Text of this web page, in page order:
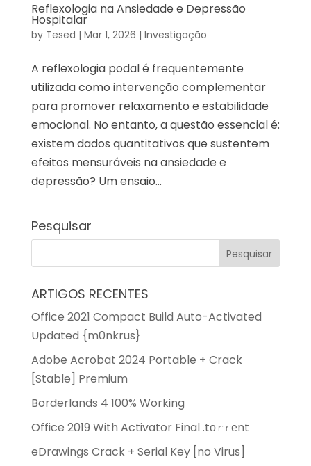
Reflexologia na Ansiedade e Depressão
Hospitalar
by Tesed | Mar 1, 2026 | Investigação
A reflexologia podal é frequentemente
utilizada como intervenção complementar
para promover relaxamento e estabilidade
emocional. No entanto, a questão essencial é:
existem dados quantitativos que sustentem
efeitos mensuráveis na ansiedade e
depressão? Um ensaio...
Pesquisar
ARTIGOS RECENTES
Office 2021 Compact Build Auto-Activated
Updated {m0nkrus}
Adobe Acrobat 2024 Portable + Crack
[Stable] Premium
Borderlands 4 100% Working
Office 2019 With Activator Final .tо𝚛𝚛еnt
eDrawings Crack + Serial Key [no Virus]